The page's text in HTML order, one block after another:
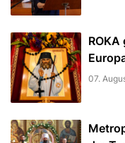
07.